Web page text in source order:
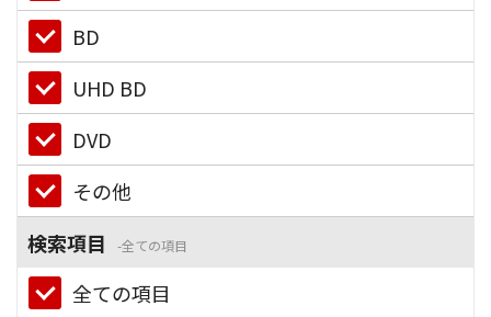
BD
UHD BD
DVD
その他
検索項目
全ての項目
全ての項目